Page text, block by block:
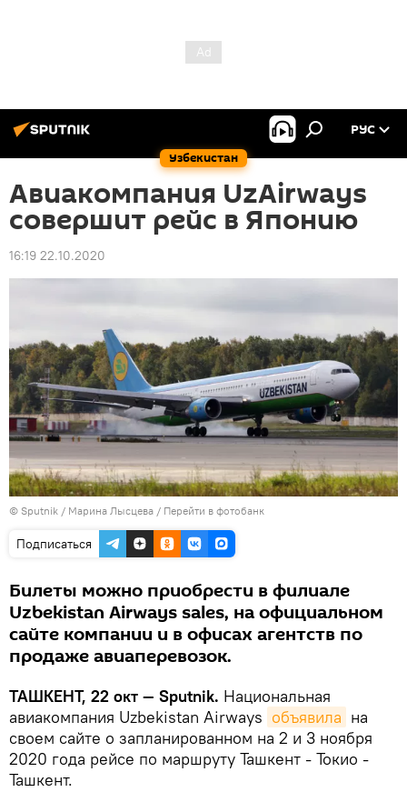
Узбекистан
РУС
Авиакомпания UzAirways
совершит рейс в Японию
16:19 22.10.2020
© Sputnik / Марина Лысцева / Перейти в фотобанк
Подписаться
Билеты можно приобрести в филиале
Uzbekistan Airways sales, на официальном
сайте компании и в офисах агентств по
продаже авиаперевозок.
ТАШКЕНТ, 22 окт — Sputnik. Национальная
авиакомпания Uzbekistan Airways объявила на
своем сайте о запланированном на 2 и 3 ноября
2020 года рейсе по маршруту Ташкент - Токио -
Ташкент.